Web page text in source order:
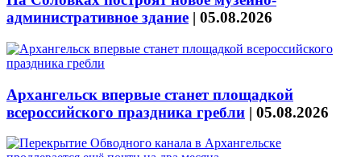
административное здание | 05.08.2026
Архангельск впервые станет площадкой
всероссийского праздника гребли | 05.08.2026